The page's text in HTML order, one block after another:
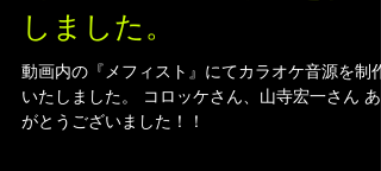
しました。
動画内の『メフィスト』にてカラオケ音源を制作
いたしました。 コロッケさん、山寺宏一さん あ
がとうございました！！